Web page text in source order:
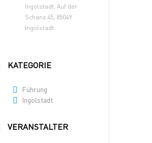
Ingolstadt, Auf der
Schanz 45, 85049
Ingolstadt
KATEGORIE
Führung
Ingolstadt
VERANSTALTER